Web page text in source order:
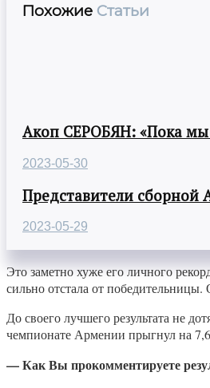
Похожие Статьи
Акоп СЕРОБЯН: «Пока мы
2023-05-30
Представители сборной
2023-05-29
Это заметно хуже его личного
сильно отстала от
До своего лучшего результата не
чемпионате Армении прыгнул на
— Как Вы прокомментируете